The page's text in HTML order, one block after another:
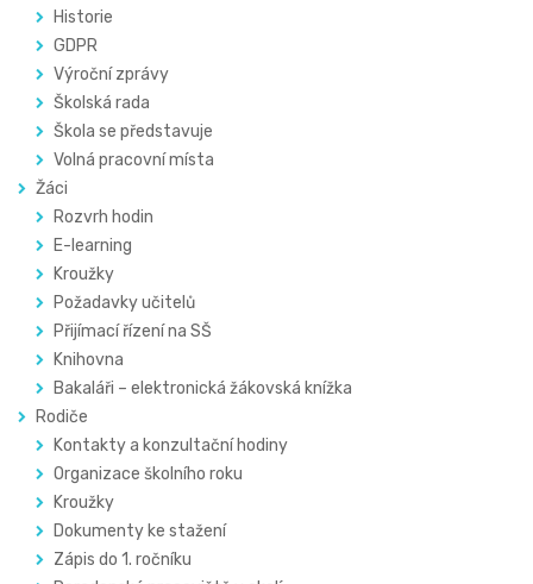
Historie
GDPR
Výroční zprávy
Školská rada
Škola se představuje
Volná pracovní místa
Žáci
Rozvrh hodin
E-learning
Kroužky
Požadavky učitelů
Přijímací řízení na SŠ
Knihovna
Bakaláři – elektronická žákovská knížka
Rodiče
Kontakty a konzultační hodiny
Organizace školního roku
Kroužky
Dokumenty ke stažení
Zápis do 1. ročníku